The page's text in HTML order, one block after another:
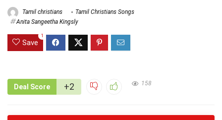
Tamil christians
Tamil Christians Songs
Anita Sangeetha Kingsly
Save
1
Deal Score +2 158